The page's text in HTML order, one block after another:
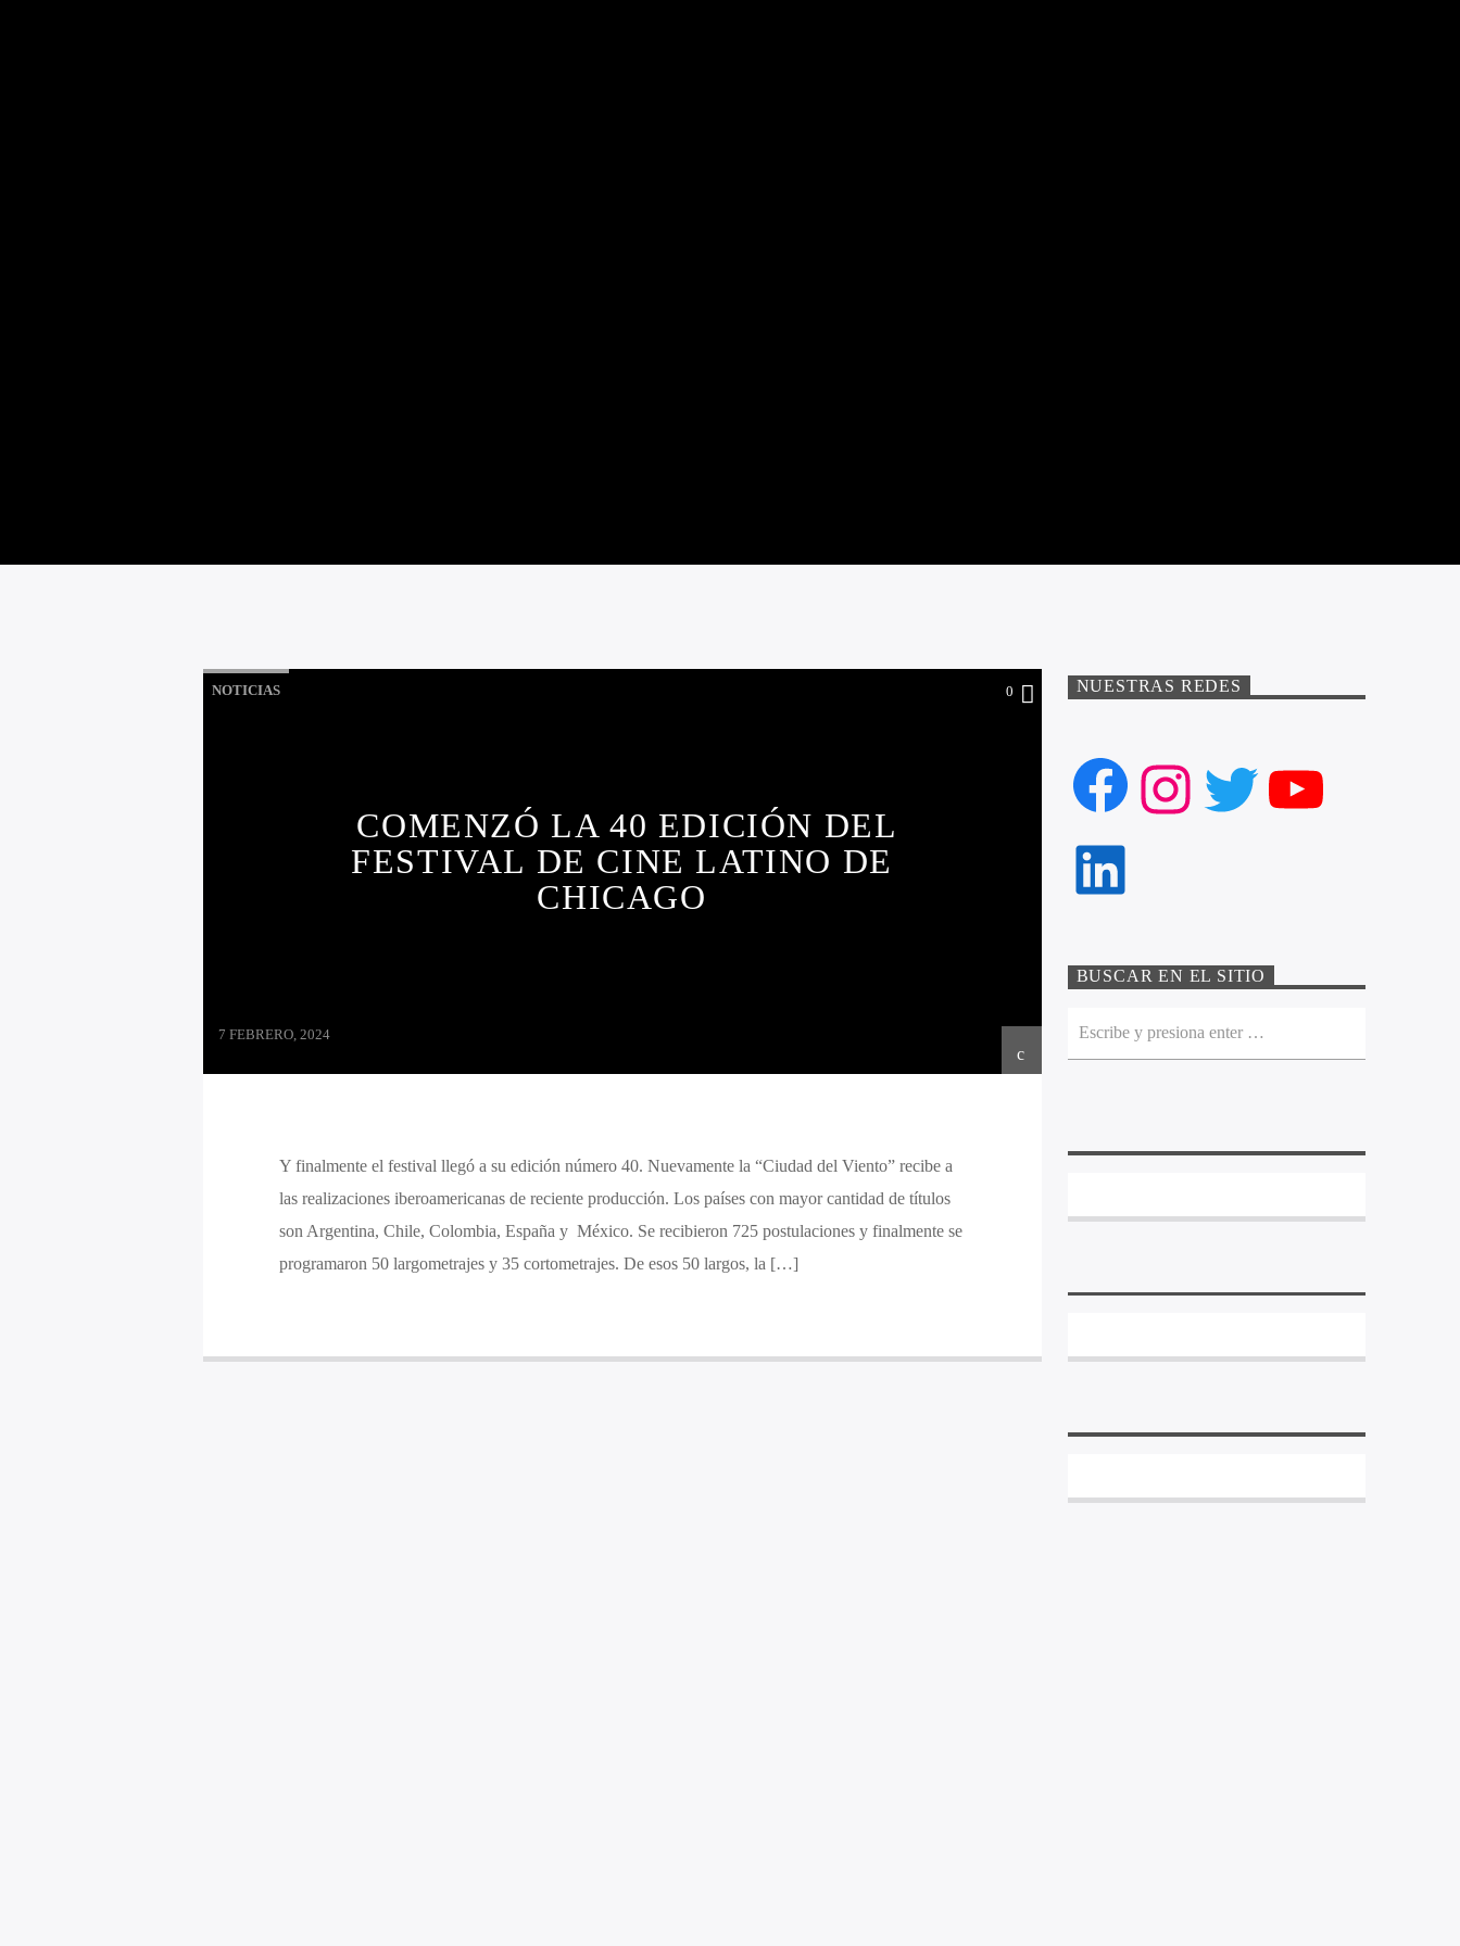
NOTICIAS 0
COMENZÓ LA 40 EDICIÓN DEL
FESTIVAL DE CINE LATINO DE
CHICAGO
7 FEBRERO, 2024
Y finalmente el festival llegó a su edición número 40. Nuevamente la “Ciudad del Viento” recibe a
las realizaciones iberoamericanas de reciente producción. Los países con mayor cantidad de títulos
son Argentina, Chile, Colombia, España y México. Se recibieron 725 postulaciones y finalmente se
programaron 50 largometrajes y 35 cortometrajes. De esos 50 largos, la […]
NUESTRAS REDES
Facebook
Instagram
TwitterYouTube
LinkedIn
BUSCAR EN EL SITIO